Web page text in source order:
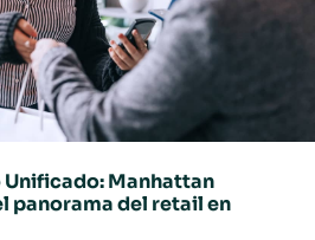
Manhattan
panorama del retail en